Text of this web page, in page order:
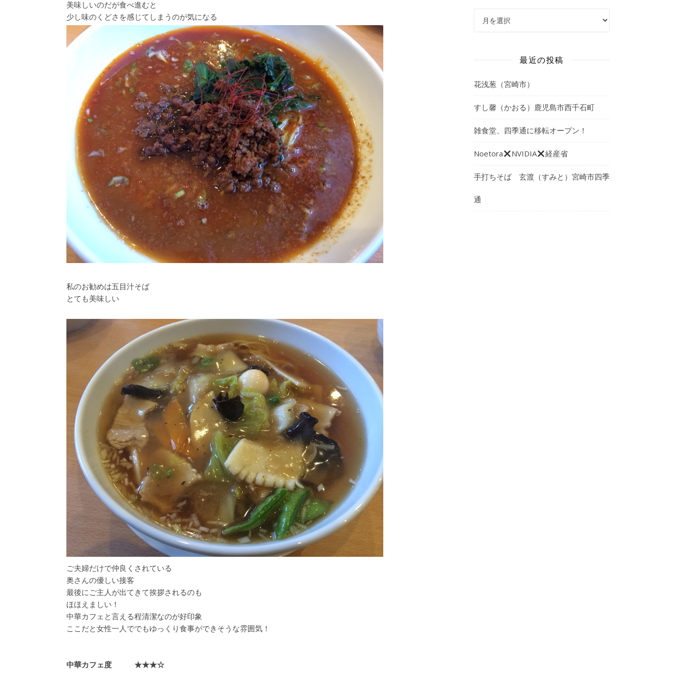
美味しいのだが食べ進むと
少し味のくどさを感じてしまうのが気になる
私のお勧めは五目汁そば
とても美味しい
ご夫婦だけで仲良くされている
奥さんの優しい接客
最後にご主人が出てきて挨拶されるのも
ほほえましい！
中華カフェと言える程清潔なのが好印象
ここだと女性一人ででもゆっくり食事ができそうな雰囲気！
中華カフェ度 ★★★☆
最近の投稿
花浅葱（宮崎市）
すし馨（かおる）鹿児島市西千石町
雑食堂、四季通に移転オープン！
Noetora NVIDIA 経産省
手打ちそば 玄渡（すみと）宮崎市四季
通